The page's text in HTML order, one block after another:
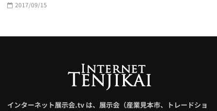
2017/09/15
インターネット展示会.tv は、展示会（産業見本市、トレードショ